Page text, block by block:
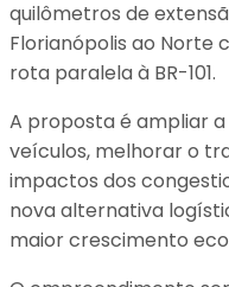
quilômetros de
Florianópolis ao Norte
rota paralela à BR-101.
A proposta é ampliar
veículos, melhorar o
impactos dos
nova alternativa
maior crescimento